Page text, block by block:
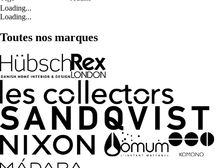
Loading...
Loading...
Toutes nos marques